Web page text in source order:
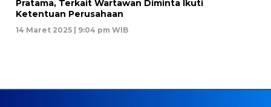
Pratama, Terkait Wartawan Diminta Ikuti
Ketentuan Perusahaan
14 Maret 2025 | 9:04 pm WIB